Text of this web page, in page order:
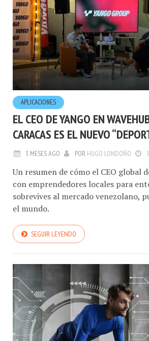
APLICACIONES
EL CEO DE YANGO EN
CARACAS ES EL NUEVO
3 MESES AGO POR HUGO LONDOÑO
Un resumen de cómo el CEO global
con emprendedores locales para
sobrevives al mercado venezolano,
el mundo.
SEGUIR LEYENDO